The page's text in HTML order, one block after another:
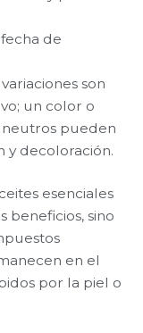
de
variaciones son
un color o
neutros pueden
y decoloración.
esenciales
beneficios, sino
en el
por la piel o